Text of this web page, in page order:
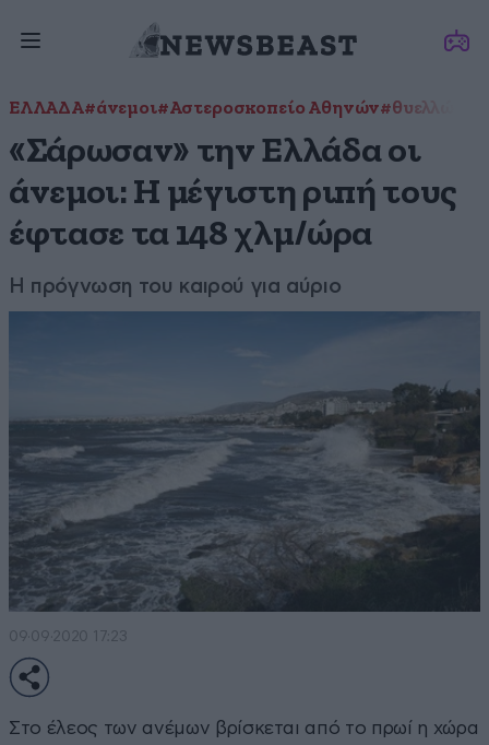
ΕΛΛΑΔΑ#άνεμοι#Αστεροσκοπείο Αθηνών
«Σάρωσαν» την Ελλάδα οι
άνεμοι: Η μέγιστη ριπή τους
έφτασε τα 148 χλμ/ώρα
Η πρόγνωση του καιρού για αύριο
09·09·2020 17:23
Στο έλεος των ανέμων βρίσκεται από το πρωί η χώρα